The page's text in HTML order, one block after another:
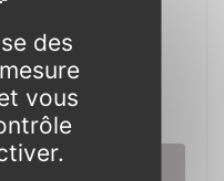
des
vous